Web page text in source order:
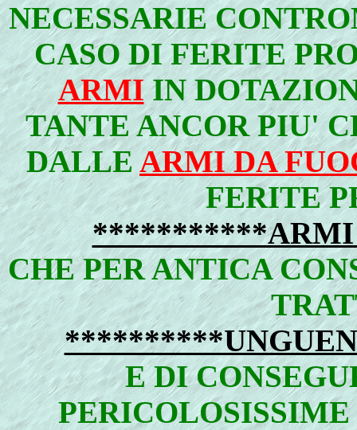
NECESSARIE
CASO DI FERITE
ARMIIN
TANTE ANCOR PIU'
DALLEARMI DA
FERITE
CHE PER ANTICA
E DI